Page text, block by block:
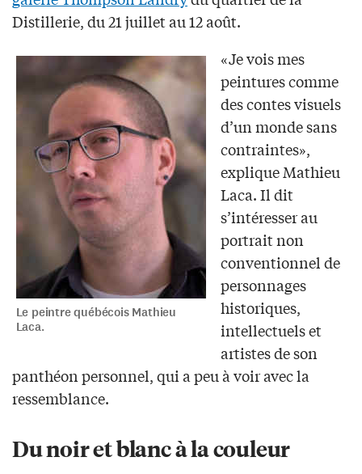
Distillerie, du 21 juillet au 12 août.
Le peintre québécois Mathieu
Laca.
«Je vois mes
peintures comme
des contes visuels
d’un monde sans
contraintes»,
explique Mathieu
Laca. Il dit
s’intéresser au
portrait non
conventionnel de
personnages
historiques,
intellectuels et
artistes de son
panthéon personnel, qui a peu à voir avec la
ressemblance.
Du noir et blanc à la couleur